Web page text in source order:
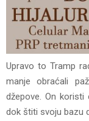
Upravo to Tramp
manje obraćali
džepove. On
dok štiti svoju bazu